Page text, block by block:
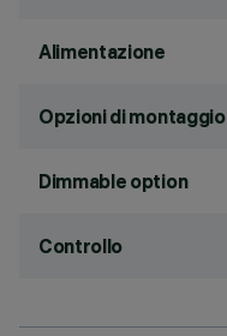
Alimentazione
Opzioni di montaggio
Dimmable option
Controllo